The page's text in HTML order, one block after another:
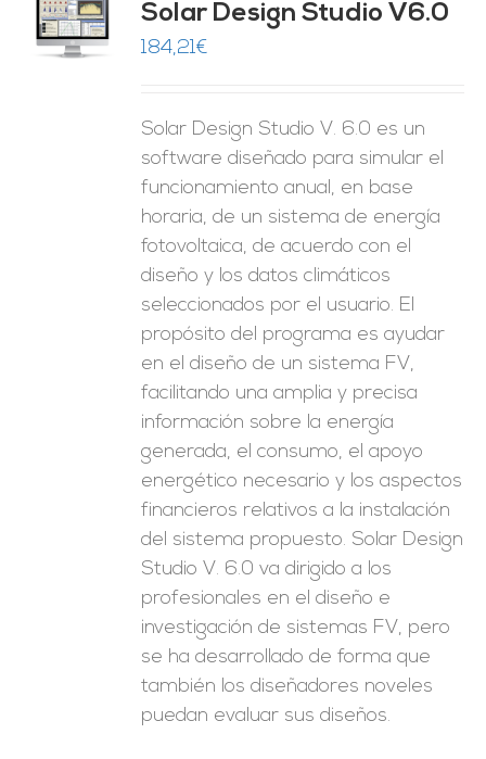
Solar Design Studio V6.0
184,21€
Solar Design Studio V. 6.0 es un
software diseñado para simular el
funcionamiento anual, en base
horaria, de un sistema de energía
fotovoltaica, de acuerdo con el
diseño y los datos climáticos
seleccionados por el usuario. El
propósito del programa es ayudar
en el diseño de un sistema FV,
facilitando una amplia y precisa
información sobre la energía
generada, el consumo, el apoyo
energético necesario y los aspectos
financieros relativos a la instalación
del sistema propuesto. Solar Design
Studio V. 6.0 va dirigido a los
profesionales en el diseño e
investigación de sistemas FV, pero
se ha desarrollado de forma que
también los diseñadores noveles
puedan evaluar sus diseños.